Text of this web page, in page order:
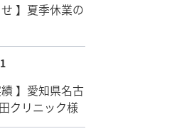
せ 】夏季休業の
績 】愛知県名古
クリニック様